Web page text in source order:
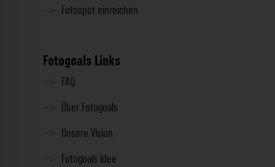
Fotospot einreichen
Fotogoals Links
FAQ
Über Fotogoals
Unsere Vision
Fotogoals Idee